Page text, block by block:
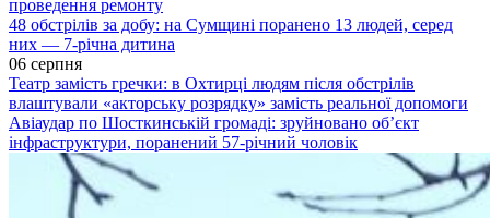
проведення ремонту
48 обстрілів за добу: на Сумщині поранено 13 людей, серед
них — 7-річна дитина
06 серпня
Театр замість гречки: в Охтирці людям після обстрілів
влаштували «акторську розрядку» замість реальної допомоги
Авіаудар по Шосткинській громаді: зруйновано об’єкт
інфраструктури, поранений 57-річний чоловік